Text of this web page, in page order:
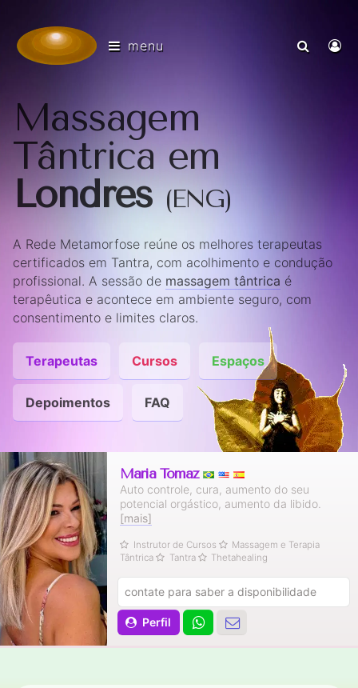
menu
Massagem
Tântrica em
Londres(ENG)
A Rede Metamorfose reúne os melhores terapeutas
certificados em Tantra, com acolhimento e condução
profissional. A sessão de massagem tântrica é
terapêutica e acontece em ambiente seguro, com
consentimento e limites claros.
Terapeutas Cursos Espaços
Depoimentos FAQ
Maria Tomaz
Auto controle, cura, aumento do seu
potencial orgástico, aumento da libido.
[mais]
Instrutor de Cursos
Massagem e Terapia
Tântrica
Tantra Thetahealing
Perfil
contate para saber a disponibilidade